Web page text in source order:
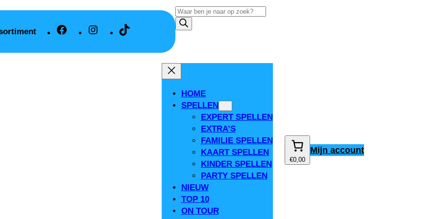
Facebook Instagram
Producten
zoeken
HOME
SPELLEN
EXPERT SPELLEN
EXTRA’S
FAMILIE SPELLEN
KAART SPELLEN
KINDER SPELLEN
PARTY SPELLEN
NIEUW
TOP 10
ON TOUR
€0,00
Mijn account